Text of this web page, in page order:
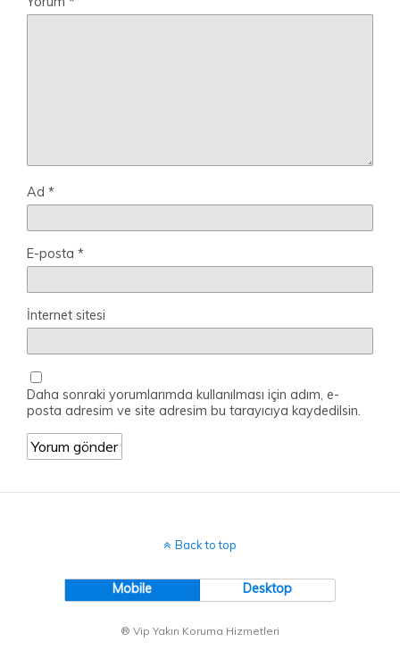
Ad *
E-posta *
İnternet sitesi
Daha sonraki yorumlarımda kullanılması için adım, e-
posta adresim ve site adresim bu tarayıcıya kaydedilsin.
Back to top
Mobile Desktop
® Vip Yakın Koruma Hizmetleri